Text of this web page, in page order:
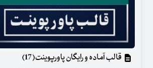
قالب آماده و رایگان پاورپوینت(17)